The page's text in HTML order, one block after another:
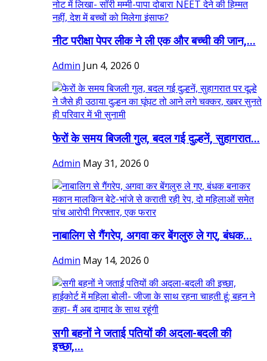
नीट परीक्षा पेपर लीक ने ली एक और बच्ची की जान,...
Admin Jun 4, 2026 0
फेरों के समय बिजली गुल, बदल गई दुल्हनें, सुहागरात...
Admin May 31, 2026 0
नाबालिग से गैंगरेप, अगवा कर बेंगलुरु ले गए, बंधक...
Admin May 14, 2026 0
सगी बहनों ने जताई पतियों की अदला-बदली की
इच्छा,...